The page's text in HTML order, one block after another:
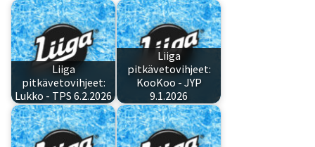
Liiga
pitkävetovihjeet:
Lukko - TPS 6.2.2026
Liiga
pitkävetovihjeet:
KooKoo - JYP
9.1.2026